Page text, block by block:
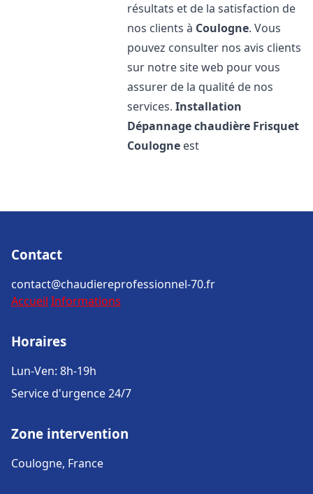
résultats et de la satisfaction de
nos clients à Coulogne. Vous
pouvez consulter nos avis clients
sur notre site web pour vous
assurer de la qualité de nos
services.Installation
Dépannage chaudière Frisquet
Coulogne est
Contact
contact@chaudiereprofessionnel-70.fr
Accueil Informations
Horaires
Lun-Ven: 8h-19h
Service d'urgence 24/7
Zone intervention
Coulogne, France